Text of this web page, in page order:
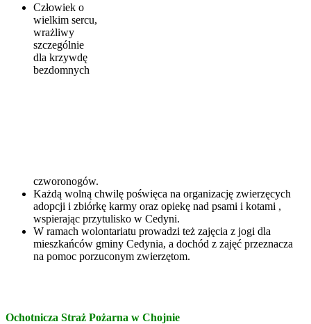
Człowiek o
wielkim sercu,
wrażliwy
szczególnie
dla krzywdę
bezdomnych
czworonogów.
Każdą wolną chwilę poświęca na organizację zwierzęcych
adopcji i zbiórkę karmy oraz opiekę nad psami i kotami ,
wspierając przytulisko w Cedyni.
W ramach wolontariatu prowadzi też zajęcia z jogi dla
mieszkańców gminy Cedynia, a dochód z zajęć przeznacza
na pomoc porzuconym zwierzętom.
Ochotnicza Straż Pożarna w Chojnie